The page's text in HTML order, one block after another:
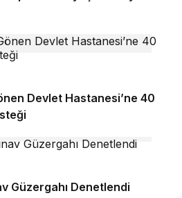
Devlet Hastanesi’ne 40
Güzergahı Denetlendi